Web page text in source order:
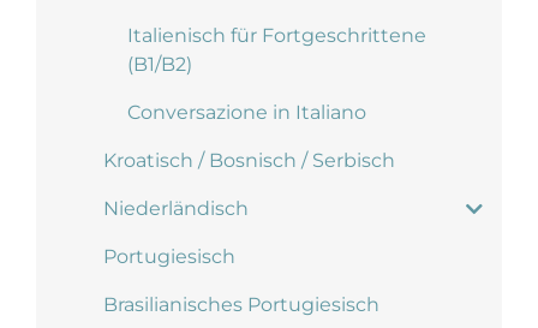
Italienisch für Fortgeschrittene
(B1/B2)
Conversazione in Italiano
Kroatisch / Bosnisch / Serbisch
Niederländisch
Portugiesisch
Brasilianisches Portugiesisch